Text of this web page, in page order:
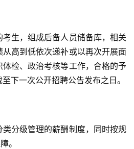
生，组成后备人员储备库，相关
高到低依次递补或以再次开展面
检、政治考核等工作，合格的予
下一次公开招聘公告发布之日。
分级管理的薪酬制度，同时按规
。